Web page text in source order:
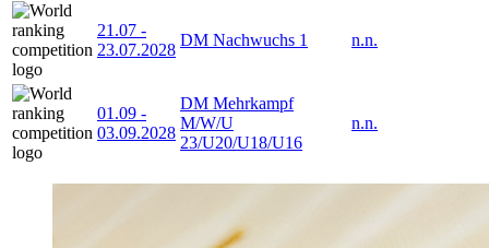
21.07 -
23.07.2028
DM Nachwuchs 1 n.n.
01.09 -
03.09.2028
DM Mehrkampf
M/W/U
23/U20/U18/U16
n.n.